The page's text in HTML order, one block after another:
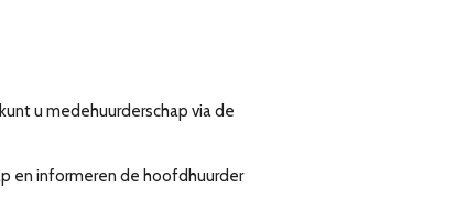
u medehuurderschap via de
en informeren de hoofdhuurder